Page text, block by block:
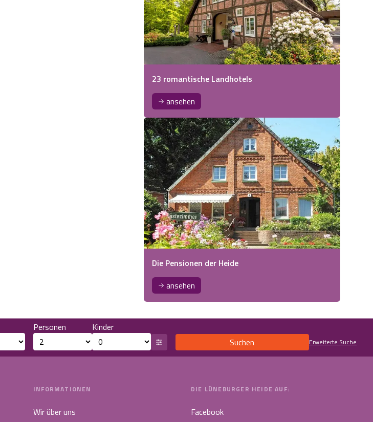
23 romantische Landhotels
ansehen
Die Pensionen der Heide
ansehen
Personen
Kinder
Suchen
Erweiterte Suche
INFORMATIONEN
Wir über uns
DIE LÜNEBURGER HEIDE AUF:
Facebook